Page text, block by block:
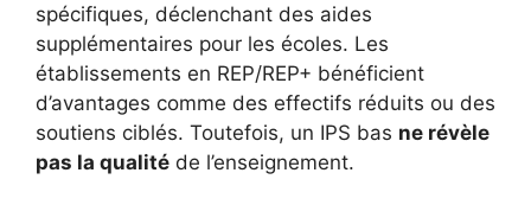
spécifiques, déclenchant des aides
supplémentaires pour les écoles. Les
établissements en REP/REP+ bénéficient
d’avantages comme des effectifs réduits ou des
soutiens ciblés. Toutefois, un IPS bas ne révèle
pas la qualité de l’enseignement.